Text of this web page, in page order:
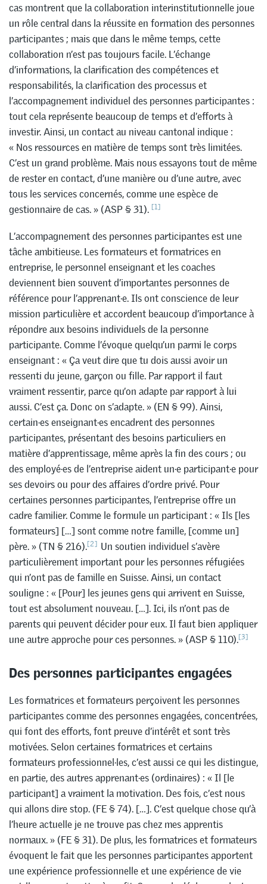
cas montrent que la collaboration interinstitutionnelle joue
un rôle central dans la réussite en formation des personnes
participantes ; mais que dans le même temps, cette
collaboration n’est pas toujours facile. L’échange
d’informations, la clarification des compétences et
responsabilités, la clarification des processus et
l’accompagnement individuel des personnes participantes :
tout cela représente beaucoup de temps et d’efforts à
investir. Ainsi, un contact au niveau cantonal indique :
« Nos ressources en matière de temps sont très limitées.
C’est un grand problème. Mais nous essayons tout de même
de rester en contact, d’une manière ou d’une autre, avec
tous les services concernés, comme une espèce de
gestionnaire de cas. » (ASP § 31). [1]
L’accompagnement des personnes participantes est une
tâche ambitieuse. Les formateurs et formatrices en
entreprise, le personnel enseignant et les coaches
deviennent bien souvent d’importantes personnes de
référence pour l’apprenant·e. Ils ont conscience de leur
mission particulière et accordent beaucoup d’importance à
répondre aux besoins individuels de la personne
participante. Comme l’évoque quelqu’un parmi le corps
enseignant : « Ça veut dire que tu dois aussi avoir un
ressenti du jeune, garçon ou fille. Par rapport il faut
vraiment ressentir, parce qu’on adapte par rapport à lui
aussi. C’est ça. Donc on s’adapte. » (EN § 99). Ainsi,
certain·es enseignant·es encadrent des personnes
participantes, présentant des besoins particuliers en
matière d’apprentissage, même après la fin des cours ; ou
des employé·es de l’entreprise aident un·e participant·e pour
ses devoirs ou pour des affaires d’ordre privé. Pour
certaines personnes participantes, l’entreprise offre un
cadre familier. Comme le formule un participant : « Ils [les
formateurs] […] sont comme notre famille, [comme un]
père. » (TN § 216).[2] Un soutien individuel s’avère
particulièrement important pour les personnes réfugiées
qui n’ont pas de famille en Suisse. Ainsi, un contact
souligne : « [Pour] les jeunes gens qui arrivent en Suisse,
tout est absolument nouveau. […]. Ici, ils n’ont pas de
parents qui peuvent décider pour eux. Il faut bien appliquer
une autre approche pour ces personnes. » (ASP § 110).[3]
Des personnes participantes engagées
Les formatrices et formateurs perçoivent les personnes
participantes comme des personnes engagées, concentrées,
qui font des efforts, font preuve d’intérêt et sont très
motivées. Selon certaines formatrices et certains
formateurs professionnel·les, c’est aussi ce qui les distingue,
en partie, des autres apprenant·es (ordinaires) : « Il [le
participant] a vraiment la motivation. Des fois, c’est nous
qui allons dire stop. (FE § 74). […]. C’est quelque chose qu’à
l’heure actuelle je ne trouve pas chez mes apprentis
normaux. » (FE § 31). De plus, les formatrices et formateurs
évoquent le fait que les personnes participantes apportent
une expérience professionnelle et une expérience de vie